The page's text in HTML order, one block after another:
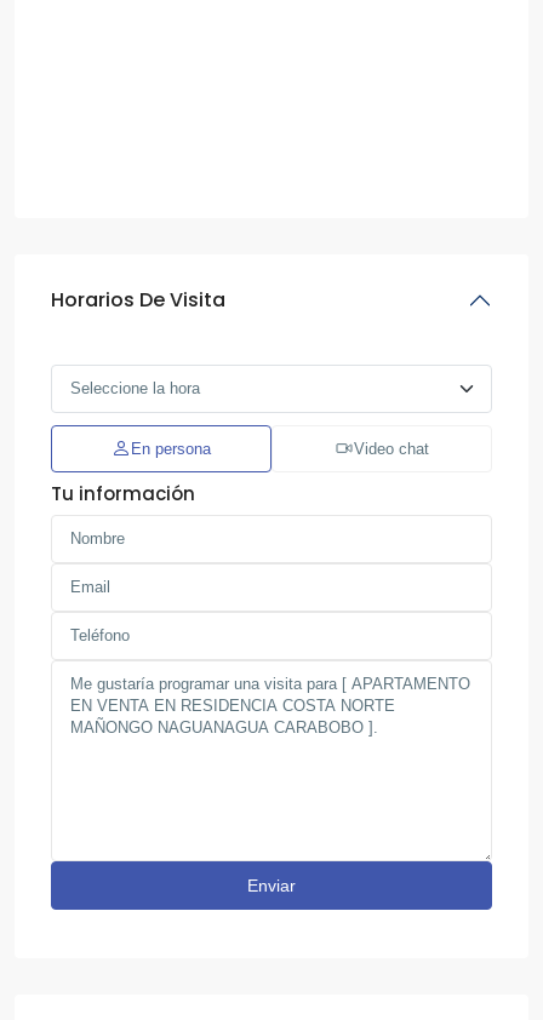
Horarios De Visita
En persona Video chat
Tu información